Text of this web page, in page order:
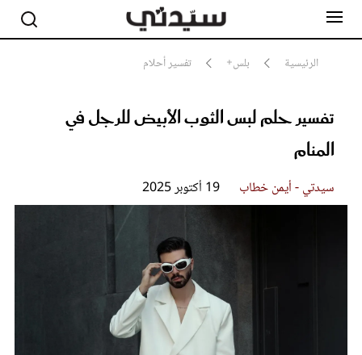
الرئيسية بلس+ تفسير أحلام
تفسير حلم لبس الثوب الأبيض للرجل في
المنام
سيدتي - أيمن خطاب 19 أكتوبر 2025
مشاهير
جمال
سيدتي وطفلك
لايف ستايل